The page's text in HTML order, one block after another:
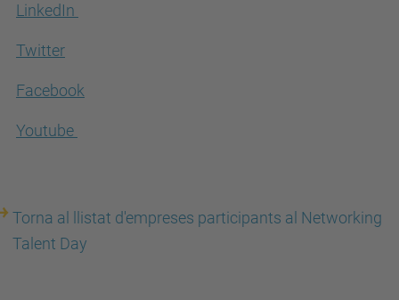
LinkedIn
Twitter
Facebook
Youtube
Torna al llistat d'empreses participants al Networking
Talent Day